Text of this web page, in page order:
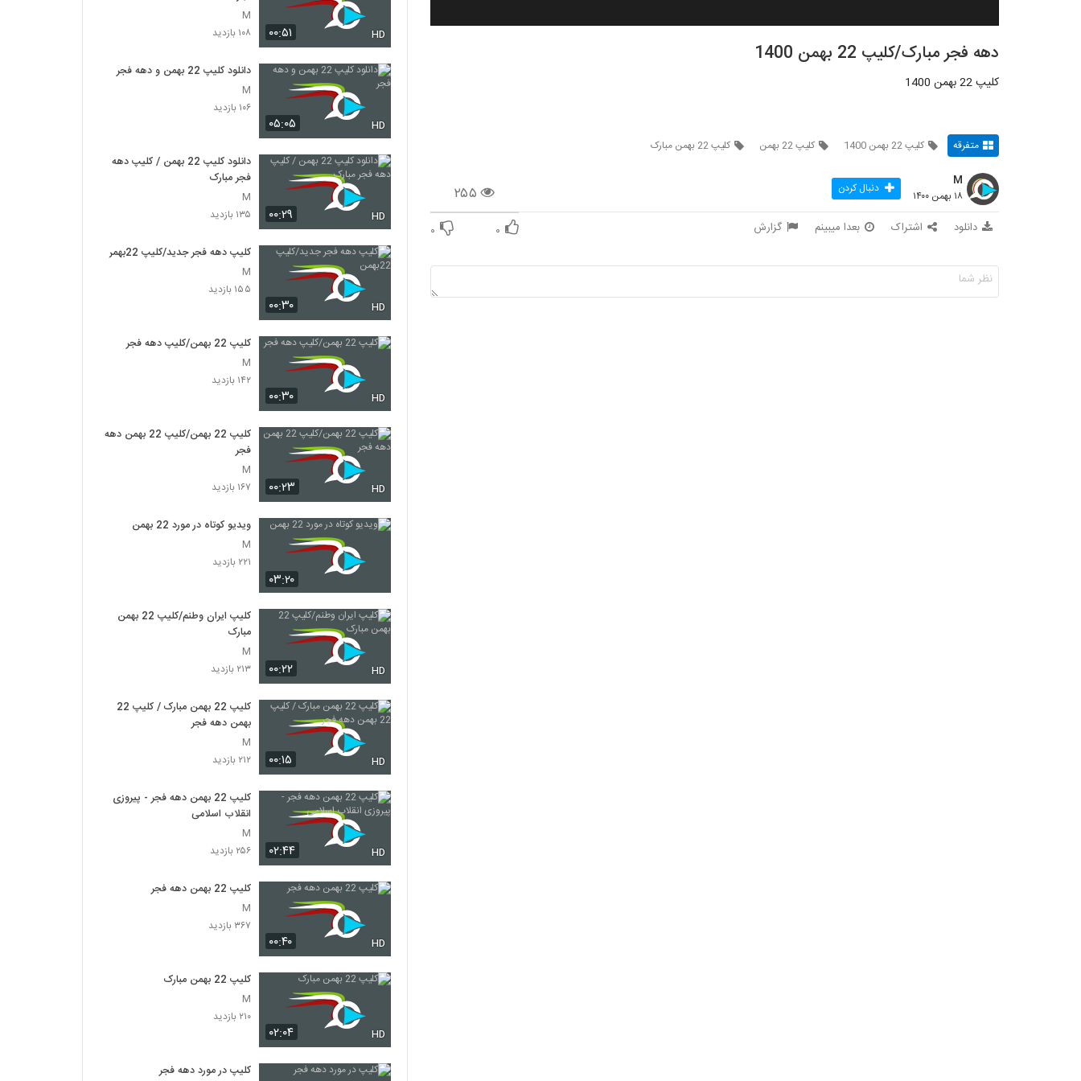
دهه فجر مبارک/کلیپ 22 بهمن 1400
کلیپ 22 بهمن 1400
متفرقه کلیپ 22 بهمن 1400 کلیپ 22 بهمن کلیپ 22 بهمن مبارک
۲۵۵
M
۱۸ بهمن ۱۴۰۰ دنبال کردن
دانلود اشتراک بعدا میبینم گزارش ۰ ۰
۰۰:۵۱ HD
M
۱۰۸ بازدید
۰۵:۰۵ HD
دانلود کلیپ 22 بهمن و دهه فجر
M
۱۰۶ بازدید
۰۰:۲۹ HD
دانلود کلیپ 22 بهمن / کلیپ دهه
فجر مبارک
M
۱۳۵ بازدید
۰۰:۳۰ HD
کلیپ دهه فجر جدید/کلیپ 22بهمن
M
۱۵۵ بازدید
۰۰:۳۰ HD
کلیپ 22 بهمن/کلیپ دهه فجر
M
۱۴۲ بازدید
۰۰:۲۳ HD
کلیپ 22 بهمن/کلیپ 22 بهمن دهه
فجر
M
۱۶۷ بازدید
۰۳:۲۰
ویدیو کوتاه در مورد 22 بهمن
M
۲۲۱ بازدید
۰۰:۲۲ HD
کلیپ ایران وطنم/کلیپ 22 بهمن
مبارک
M
۲۱۳ بازدید
۰۰:۱۵ HD
کلیپ 22 بهمن مبارک / کلیپ 22
بهمن دهه فجر
M
۲۱۲ بازدید
۰۲:۴۴ HD
کلیپ 22 بهمن دهه فجر - پیروزی
انقلاب اسلامی
M
۲۵۶ بازدید
۰۰:۴۰ HD
کلیپ 22 بهمن دهه فجر
M
۳۶۷ بازدید
۰۲:۰۴ HD
کلیپ 22 بهمن مبارک
M
۲۱۰ بازدید
کلیپ در مورد دهه فجر